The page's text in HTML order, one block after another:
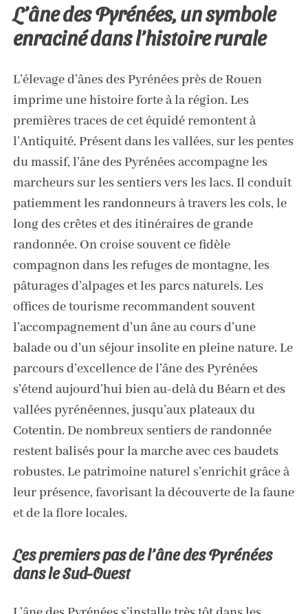
L’âne des Pyrénées, un symbole
enraciné dans l’histoire rurale
L’élevage d’ânes des Pyrénées près de Rouen
imprime une histoire forte à la région. Les
premières traces de cet équidé remontent à
l’Antiquité. Présent dans les vallées, sur les pentes
du massif, l’âne des Pyrénées accompagne les
marcheurs sur les sentiers vers les lacs. Il conduit
patiemment les randonneurs à travers les cols, le
long des crêtes et des itinéraires de grande
randonnée. On croise souvent ce fidèle
compagnon dans les refuges de montagne, les
pâturages d’alpages et les parcs naturels. Les
offices de tourisme recommandent souvent
l’accompagnement d’un âne au cours d’une
balade ou d’un séjour insolite en pleine nature. Le
parcours d’excellence de l’âne des Pyrénées
s’étend aujourd’hui bien au-delà du Béarn et des
vallées pyrénéennes, jusqu’aux plateaux du
Cotentin. De nombreux sentiers de randonnée
restent balisés pour la marche avec ces baudets
robustes. Le patrimoine naturel s’enrichit grâce à
leur présence, favorisant la découverte de la faune
et de la flore locales.
Les premiers pas de l’âne des Pyrénées
dans le Sud-Ouest